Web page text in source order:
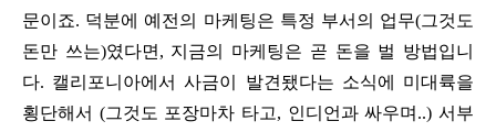
문이죠. 덕분에 예전의 마케팅은 특정 부서의 업무(그것도
돈만 쓰는)였다면, 지금의 마케팅은 곧 돈을 벌 방법입니
다. 캘리포니아에서 사금이 발견됐다는 소식에 미대륙을
횡단해서 (그것도 포장마차 타고, 인디언과 싸우며..) 서부